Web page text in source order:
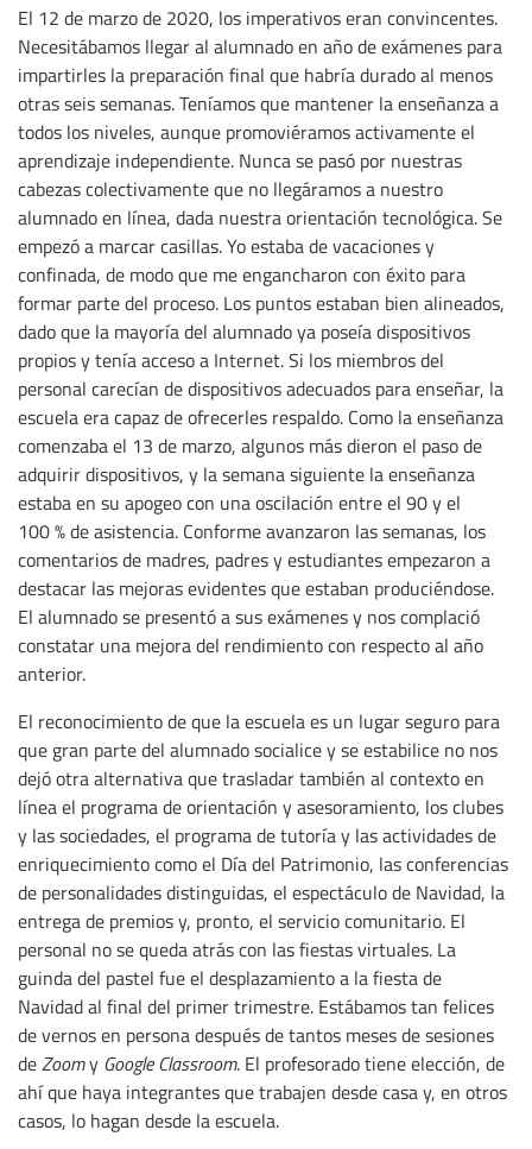
El 12 de marzo de 2020, los imperativos eran convincentes.
Necesitábamos llegar al alumnado en año de exámenes para
impartirles la preparación final que habría durado al menos
otras seis semanas. Teníamos que mantener la enseñanza a
todos los niveles, aunque promoviéramos activamente el
aprendizaje independiente. Nunca se pasó por nuestras
cabezas colectivamente que no llegáramos a nuestro
alumnado en línea, dada nuestra orientación tecnológica. Se
empezó a marcar casillas. Yo estaba de vacaciones y
confinada, de modo que me engancharon con éxito para
formar parte del proceso. Los puntos estaban bien alineados,
dado que la mayoría del alumnado ya poseía dispositivos
propios y tenía acceso a Internet. Si los miembros del
personal carecían de dispositivos adecuados para enseñar, la
escuela era capaz de ofrecerles respaldo. Como la enseñanza
comenzaba el 13 de marzo, algunos más dieron el paso de
adquirir dispositivos, y la semana siguiente la enseñanza
estaba en su apogeo con una oscilación entre el 90 y el
100 % de asistencia. Conforme avanzaron las semanas, los
comentarios de madres, padres y estudiantes empezaron a
destacar las mejoras evidentes que estaban produciéndose.
El alumnado se presentó a sus exámenes y nos complació
constatar una mejora del rendimiento con respecto al año
anterior.
El reconocimiento de que la escuela es un lugar seguro para
que gran parte del alumnado socialice y se estabilice no nos
dejó otra alternativa que trasladar también al contexto en
línea el programa de orientación y asesoramiento, los clubes
y las sociedades, el programa de tutoría y las actividades de
enriquecimiento como el Día del Patrimonio, las conferencias
de personalidades distinguidas, el espectáculo de Navidad, la
entrega de premios y, pronto, el servicio comunitario. El
personal no se queda atrás con las fiestas virtuales. La
guinda del pastel fue el desplazamiento a la fiesta de
Navidad al final del primer trimestre. Estábamos tan felices
de vernos en persona después de tantos meses de sesiones
deZoomy Google Classroom. El profesorado tiene elección, de
ahí que haya integrantes que trabajen desde casa y, en otros
casos, lo hagan desde la escuela.